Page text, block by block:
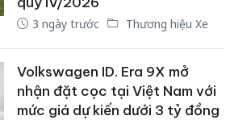
3 ngày trước Thương hiệu Xe
Volkswagen ID. Era 9X mở
nhận đặt cọc tại Việt Nam với
mức giá dự kiến dưới 3 tỷ đồng